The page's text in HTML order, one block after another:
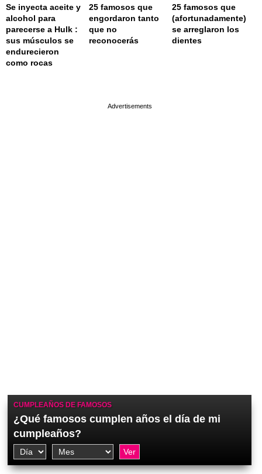
Se inyecta aceite y
alcohol para
parecerse a Hulk :
sus músculos se
endurecieron
como rocas
25 famosos que
engordaron tanto
que no
reconocerás
25 famosos que
(afortunadamente)
se arreglaron los
dientes
CUMPLEAÑOS DE FAMOSOS
¿Qué famosos cumplen años el día de mi
cumpleaños?